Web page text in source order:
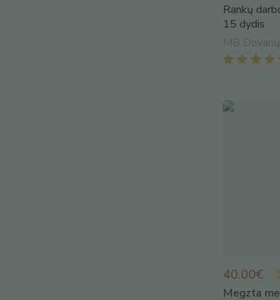
Rankų
15 dydis
MB
40.00€
Megzta